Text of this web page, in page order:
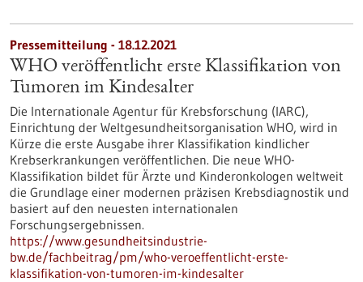
Pressemitteilung - 18.12.2021
WHO veröffentlicht erste Klassifikation von
Tumoren im Kindesalter
Die Internationale Agentur für Krebsforschung (IARC),
Einrichtung der Weltgesundheitsorganisation WHO, wird in
Kürze die erste Ausgabe ihrer Klassifikation kindlicher
Krebserkrankungen veröffentlichen. Die neue WHO-
Klassifikation bildet für Ärzte und Kinderonkologen weltweit
die Grundlage einer modernen präzisen Krebsdiagnostik und
basiert auf den neuesten internationalen
Forschungsergebnissen.
https://www.gesundheitsindustrie-
bw.de/fachbeitrag/pm/who-veroeffentlicht-erste-
klassifikation-von-tumoren-im-kindesalter